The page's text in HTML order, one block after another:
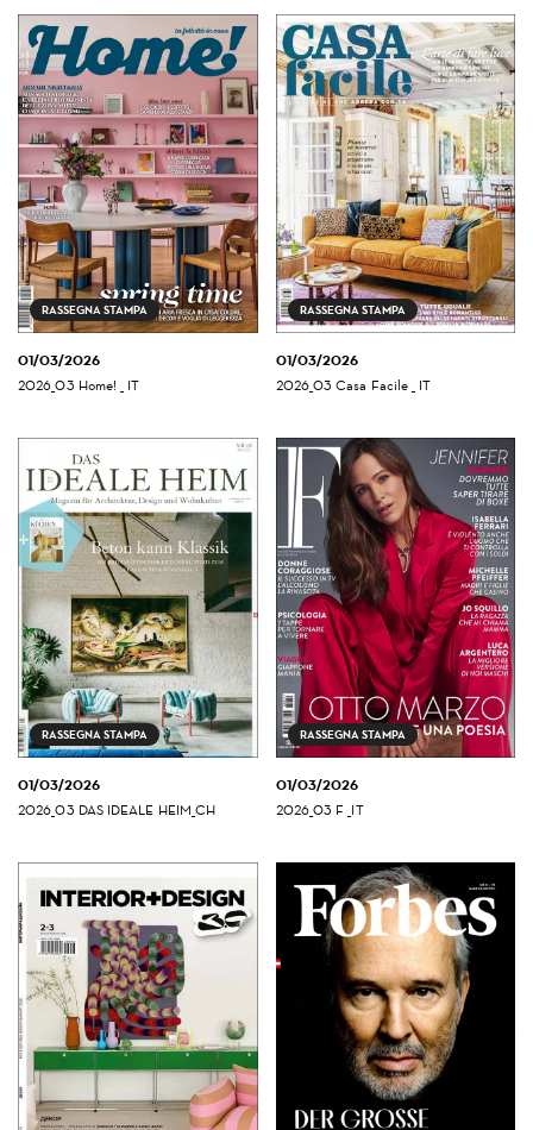
RASSEGNA STAMPA
01/03/2026
2026_03 Home! _ IT
RASSEGNA STAMPA
01/03/2026
2026_03 Casa Facile _ IT
RASSEGNA STAMPA
01/03/2026
2026_03 DAS IDEALE HEIM_CH
RASSEGNA STAMPA
01/03/2026
2026_03 F _IT